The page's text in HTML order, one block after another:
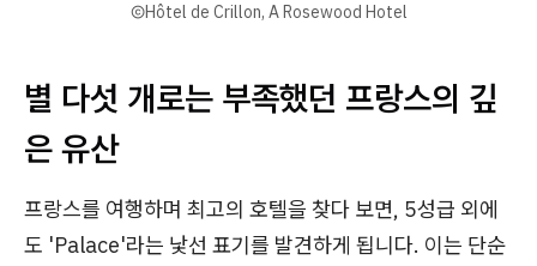
ⒸHôtel de Crillon, A Rosewood Hotel
별 다섯 개로는 부족했던 프랑스의 깊
은 유산
프랑스를 여행하며 최고의 호텔을 찾다 보면, 5성급 외에
도 'Palace'라는 낯선 표기를 발견하게 됩니다. 이는 단순